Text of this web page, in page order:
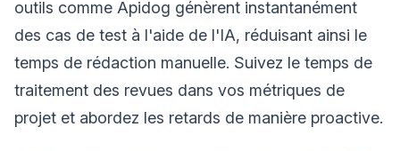
outils comme Apidog génèrent instantanément
des cas de test à l'aide de l'IA, réduisant ainsi le
temps de rédaction manuelle. Suivez le temps de
traitement des revues dans vos métriques de
projet et abordez les retards de manière proactive.